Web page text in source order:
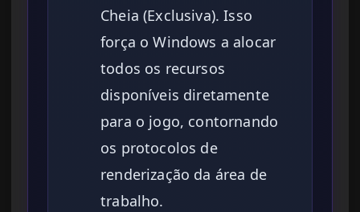
Cheia (Exclusiva). Isso
força o Windows a alocar
todos os recursos
disponíveis diretamente
para o jogo, contornando
os protocolos de
renderização da área de
trabalho.